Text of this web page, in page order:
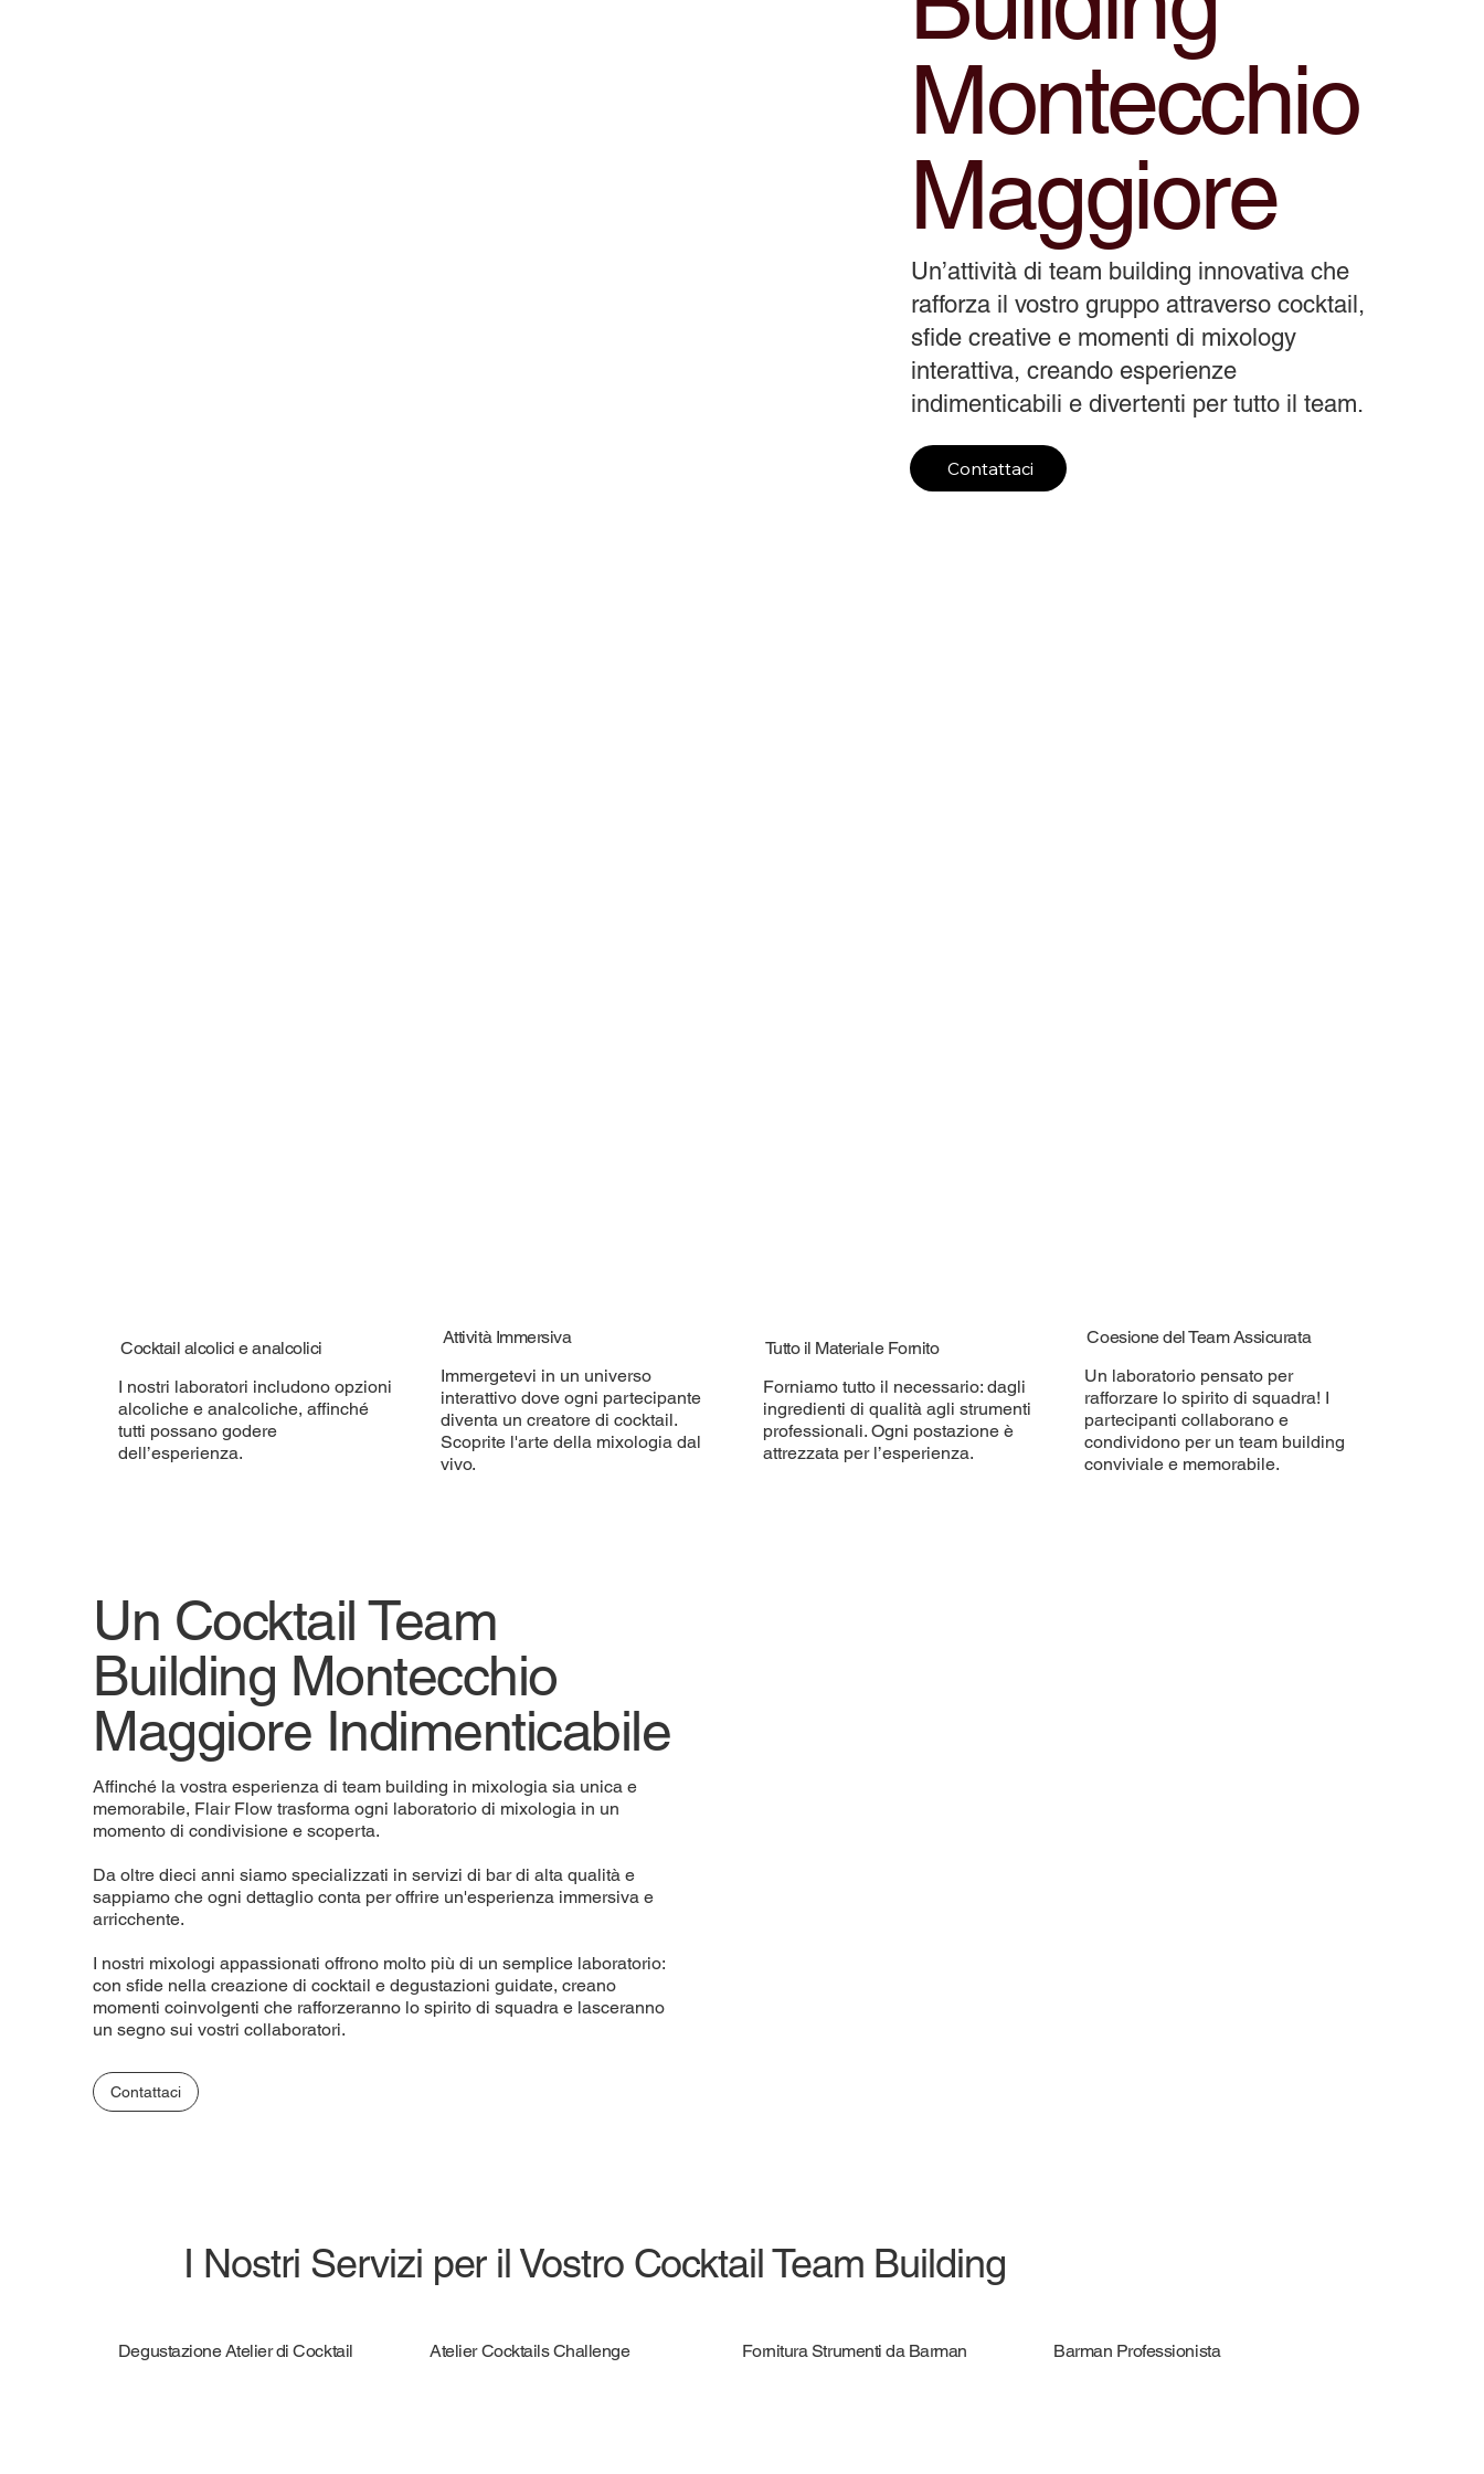
Montecchio
Maggiore
Un’attività di team building innovativa che
rafforza il vostro gruppo attraverso cocktail,
sfide creative e momenti di mixology
interattiva, creando esperienze
indimenticabili e divertenti per tutto il team.
Contattaci
Cocktail alcolici e analcolici
I nostri laboratori includono opzioni
alcoliche e analcoliche, affinché
tutti possano godere
dell’esperienza.
Attività Immersiva
Immergetevi in un universo
interattivo dove ogni partecipante
diventa un creatore di cocktail.
Scoprite l'arte della mixologia dal
vivo.
Tutto il Materiale Fornito
Forniamo tutto il necessario: dagli
ingredienti di qualità agli strumenti
professionali. Ogni postazione è
attrezzata per l’esperienza.
Coesione del Team Assicurata
Un laboratorio pensato per
rafforzare lo spirito di squadra! I
partecipanti collaborano e
condividono per un team building
conviviale e memorabile.
Un Cocktail Team
Building Montecchio
Maggiore Indimenticabile
Affinché la vostra esperienza di team building in mixologia sia unica e
memorabile, Flair Flow trasforma ogni laboratorio di mixologia in un
momento di condivisione e scoperta.
Da oltre dieci anni siamo specializzati in servizi di bar di alta qualità e
sappiamo che ogni dettaglio conta per offrire un'esperienza immersiva e
arricchente.
I nostri mixologi appassionati offrono molto più di un semplice laboratorio:
con sfide nella creazione di cocktail e degustazioni guidate, creano
momenti coinvolgenti che rafforzeranno lo spirito di squadra e lasceranno
un segno sui vostri collaboratori.
Contattaci
I Nostri Servizi per il Vostro Cocktail Team Building
Degustazione Atelier di Cocktail Atelier Cocktails Challenge Fornitura Strumenti da Barman Barman Professionista